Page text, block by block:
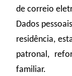
de correio
Dados
residência,
patronal,
familiar.